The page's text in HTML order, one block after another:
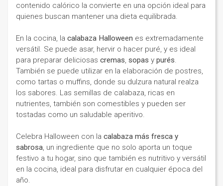
contenido calórico la convierte en una opción ideal para
quienes buscan mantener una dieta equilibrada.
En la cocina, la calabaza Halloween es extremadamente
versátil. Se puede asar, hervir o hacer puré, y es ideal
para preparar deliciosas cremas, sopas y purés.
También se puede utilizar en la elaboración de postres,
como tartas o muffins, donde su dulzura natural realza
los sabores. Las semillas de calabaza, ricas en
nutrientes, también son comestibles y pueden ser
tostadas como un saludable aperitivo.
Celebra Halloween con la calabaza más fresca y
sabrosa, un ingrediente que no solo aporta un toque
festivo a tu hogar, sino que también es nutritivo y versátil
en la cocina, ideal para disfrutar en cualquier época del
año.